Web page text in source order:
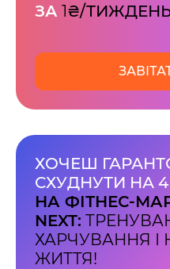
ЗА 1₴/
ХОЧЕШ
СХУДНУТИ НА 4
НА ФІТНЕС-
NEXT:
ХАРЧУВАННЯ І
ЖИТТЯ!